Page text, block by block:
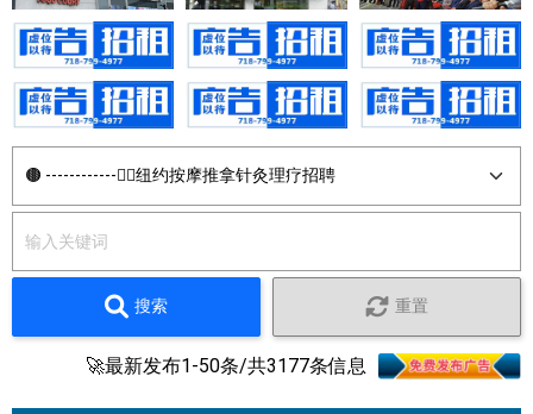
搜索 重置
🚀最新发布1-50条/共3177条信息